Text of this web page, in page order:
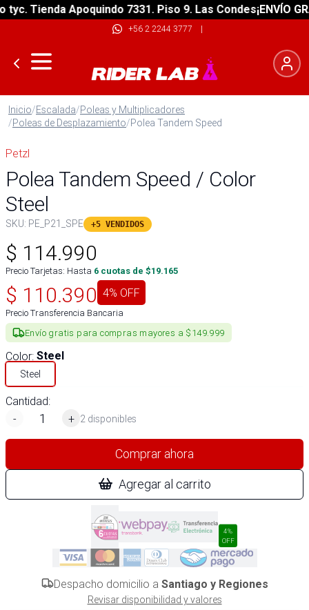
Tienda Apoquindo 7331. Piso 9. Las Condes¡ENVÍO
+56 2 2244 3777 |
Inicio/Escalada/Poleas y Multiplicadores
/Poleas de Desplazamiento/Polea Tandem Speed
Petzl
Polea Tandem Speed / Color
Steel
SKU: PE_P21_SPE +5 VENDIDOS
$ 114.990
Precio Tarjetas: Hasta 6 cuotas de $19.165
$ 110.390 4% OFF
Precio Transferencia Bancaria
Envío gratis para compras mayores a $149.999
Color: Steel
Steel
Cantidad:
-
+ 2 disponibles
Comprar ahora
Agregar al carrito
4%
OFF
Despacho domicilio a Santiago y Regiones
Revisar disponibilidad y valores